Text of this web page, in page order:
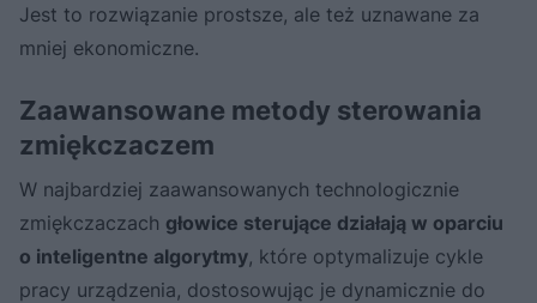
Jest to rozwiązanie prostsze, ale też uznawane za
mniej ekonomiczne.
Zaawansowane metody sterowania
zmiękczaczem
W najbardziej zaawansowanych technologicznie
zmiękczaczach głowice sterujące działają w oparciu
o inteligentne algorytmy, które optymalizuje cykle
pracy urządzenia, dostosowując je dynamicznie do